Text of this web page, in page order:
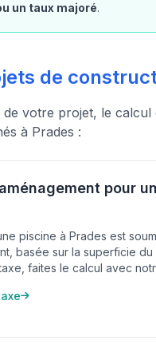
un taux majoré.
de
votre projet, le
à Prades :
pour
piscine à Prades est
basée sur la superficie du
faites le calcul avec